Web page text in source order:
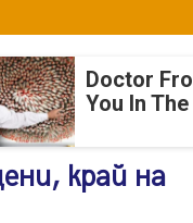
Doctor
You In
край на